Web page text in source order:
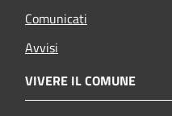
Comunicati
Avvisi
VIVERE IL COMUNE